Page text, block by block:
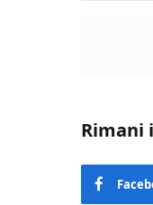
Rimani